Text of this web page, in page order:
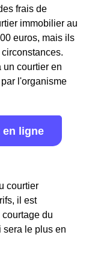
frais de
immobilier au
euros, mais ils
un courtier en
l'organisme
en ligne
courtier
il est
du
sera le plus en